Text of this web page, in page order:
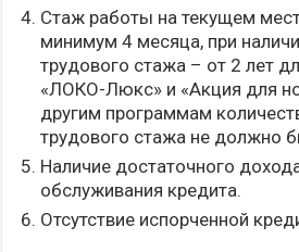
Стаж работы на текущем
минимум 4 месяца, при
трудового стажа – от 2 лет
«ЛОКО-Люкс» и «Акция для
другим программам
трудового стажа не должно
Наличие достаточного
обслуживания кредита.
Отсутствие испорченной